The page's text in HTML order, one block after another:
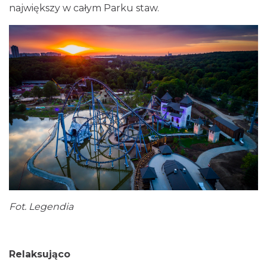
największy w całym Parku staw.
Fot. Legendia
Relaksująco